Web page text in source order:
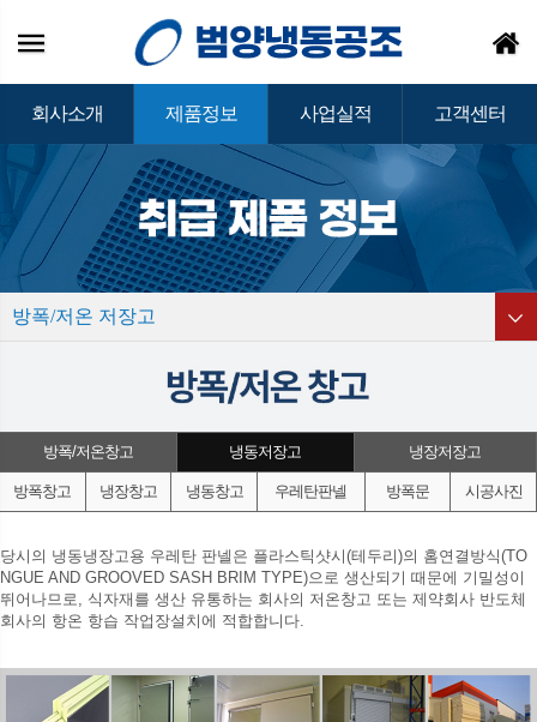
회사소개 제품정보 사업실적 고객센터
방폭/저온 저장고
방폭/저온창고 냉동저장고 냉장저장고
방폭창고 냉장창고 냉동창고 우레탄판넬 방폭문 시공사진
당시의 냉동냉장고용 우레탄 판넬은 플라스틱샷시(테두리)의 홈연결방식(TO
NGUE AND GROOVED SASH BRIM TYPE)으로 생산되기 때문에 기밀성이
뛰어나므로, 식자재를 생산 유통하는 회사의 저온창고 또는 제약회사 반도체
회사의 항온 항습 작업장설치에 적합합니다.